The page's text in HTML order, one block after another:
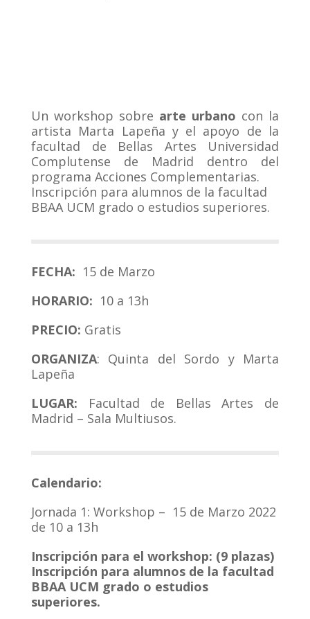
Un workshop sobre arte urbano con la
artista Marta Lapeña y el apoyo de la
facultad de Bellas Artes Universidad
Complutense de Madrid dentro del
programa Acciones Complementarias.
Inscripción para alumnos de la facultad
BBAA UCM grado o estudios superiores.
FECHA: 15 de Marzo
HORARIO: 10 a 13h
PRECIO: Gratis
ORGANIZA: Quinta del Sordo y Marta
Lapeña
LUGAR: Facultad de Bellas Artes de
Madrid – Sala Multiusos.
Calendario:
Jornada 1: Workshop – 15 de Marzo 2022
de 10 a 13h
Inscripción para el workshop: (9 plazas)
Inscripción para alumnos de la facultad
BBAA UCM grado o estudios
superiores.